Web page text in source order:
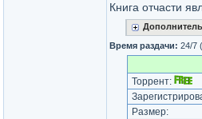
Книга отчасти
Время раздачи: 24/7
Торрент:
Размер: